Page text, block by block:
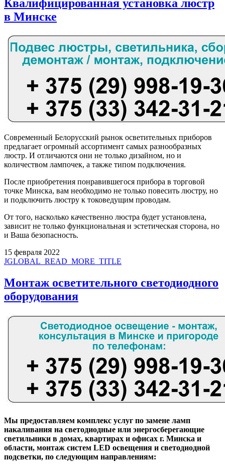
Квалифицированная установка люстр
в Минске
Современный Белорусский рынок осветительных приборов
предлагает огромный ассортимент самых разнообразных
люстр. И отличаются они не только дизайном, но и
количеством лампочек, а также типом подключения.
После приобретения понравившегося прибора в торговой
точке Минска, вам необходимо не только повесить люстру, но
и подключить люстру к токоведущим проводам.
От того, насколько качественно люстра будет установлена,
зависит не только функциональная и эстетическая сторона, но
и Ваша безопасность.
15 февраля 2022
JGLOBAL_READ_MORE_TITLE
Монтаж осветительного светодиодного
оборудования
Мы предоставляем комплекс услуг по замене ламп
накаливания на светодиодные или энергосберегающие
светильники в домах, квартирах и офисах г. Минска и
области, монтаж систем LED освещения и светодиодной
подсветки, по следующим направлениям: